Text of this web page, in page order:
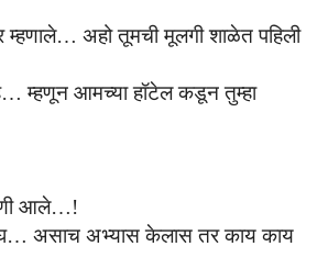
… अहो तूमची मूलगी शाळेत पहिली
म्हणून आमच्या हॉटेल कडून तुम्हा
आले…!
… असाच अभ्यास केलास तर काय काय